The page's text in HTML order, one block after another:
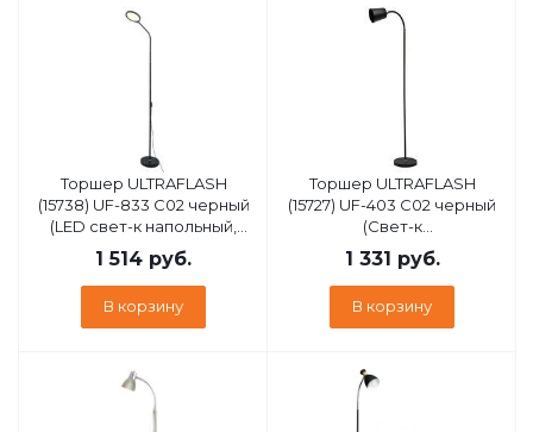
Торшер ULTRAFLASH
(15738) UF-833 C02 черный
(LED cвет-к напольный,
настольный, 12Вт, 3 в1,
круг)
1 514 руб.
В корзину
Торшер ULTRAFLASH
(15727) UF-403 C02 черный
(Свет-к
напольный,торшер,
цоколь Е27)
1 331 руб.
В корзину